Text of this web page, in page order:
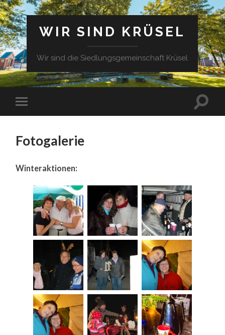
WIR SIND KRÜSEL
Wir sind die Siedlungsgemeinschaft Krüsel
Fotogalerie
Winteraktionen: